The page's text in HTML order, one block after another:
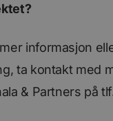
informasjon
ta kontakt med
& Partners på